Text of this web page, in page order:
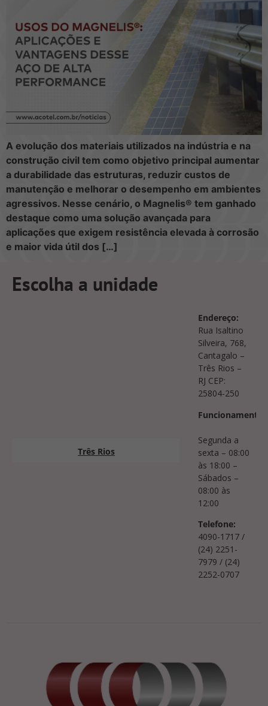
A evolução dos materiais utilizados na indústria e na
construção civil tem como objetivo principal aumentar
a durabilidade das estruturas, reduzir custos de
manutenção e melhorar o desempenho em ambientes
agressivos. Nesse cenário, o Magnelis® tem ganhado
destaque como uma solução avançada para
aplicações que exigem resistência elevada à corrosão
e maior vida útil dos […]
Escolha a unidade
Três Rios
Endereço:
Rua Isaltino
Silveira, 768,
Cantagalo –
Três Rios –
RJ CEP:
25804-250
Funcionamento:
Segunda a
sexta – 08:00
às 18:00 –
Sábados –
08:00 às
12:00
Telefone:
4090-1717 /
(24) 2251-
7979 / (24)
2252-0707